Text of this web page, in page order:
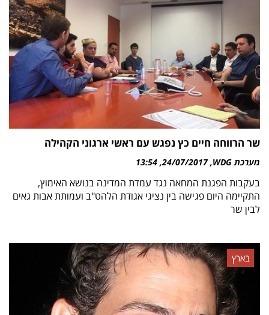
שר הרווחה חיים כץ נפגש עם ראשי ארגוני הקהילה
מערכת WDG 24/07/2017
13:54
בעקבות הפגנת המחאה נגד עמדת המדינה בנושא האימוץ,
התקיימה היום פגישה בין נציגי אגודת הלהט"ב ועמותת אבות גאים
לבין שר
בארץ